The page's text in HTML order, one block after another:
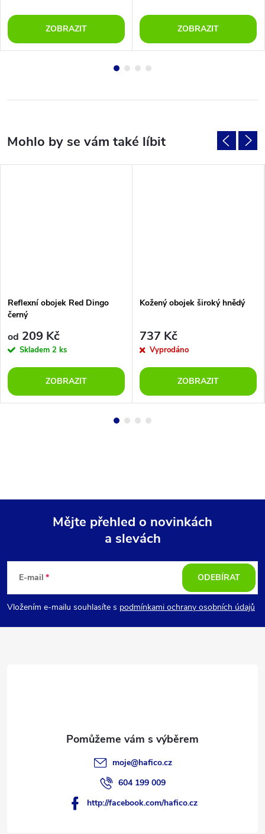
ZOBRAZIT ZOBRAZIT
Reflexní obojek Red Dingo
černý
od 209 Kč
Skladem 2 ks
ZOBRAZIT
Kožený obojek široký hnědý
737 Kč
Vyprodáno
ZOBRAZIT
p
a
Mějte přehled o novinkách
a slevách
E-mail
Vložením e-mailu souhlasíte s podmínkami ochrany osobních údajů
ODEBÍRAT
moje@hafico.cz
604 199 009
http://facebook.com/hafico.cz